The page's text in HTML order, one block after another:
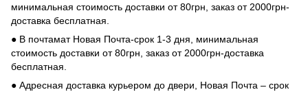
минимальная стоимость доставки от 80грн, заказ от 2000грн-
доставка бесплатная.
● В почтамат Новая Почта-срок 1-3 дня, минимальная
стоимость доставки от 80грн, заказ от 2000грн-доставка
бесплатная.
● Адресная доставка курьером до двери, Новая Почта – срок